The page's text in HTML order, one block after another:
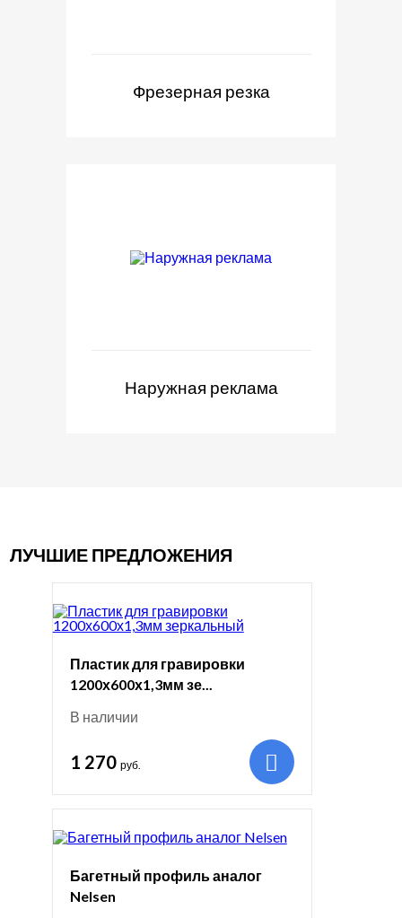
Фрезерная резка
Наружная реклама
ЛУЧШИЕ ПРЕДЛОЖЕНИЯ
Пластик для гравировки
1200х600х1,3мм зе...
В наличии
1 270 руб.
Багетный профиль аналог
Nelsen